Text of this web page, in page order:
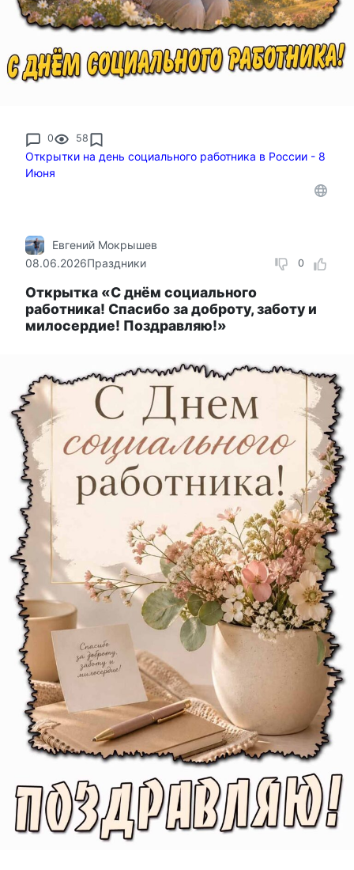
0 58
Открытки на день социального работника в России - 8
Июня
0
Евгений Мокрышев
08.06.2026Праздники
Открытка «С днём социального
работника! Спасибо за доброту, заботу и
милосердие! Поздравляю!»